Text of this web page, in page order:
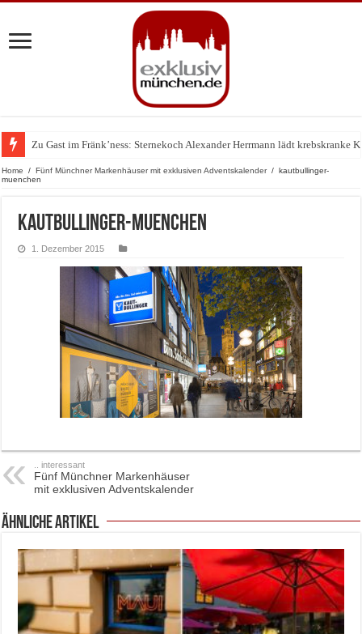
Zu Gast im Fränk’ness: Sternekoch Alexander Herrmann lädt krebskranke
Warum München gerade zum Treffpunkt der Lingerie-Branche wurde
Home / Fünf Münchner Markenhäuser mit exklusiven Adventskalender / kautbullinger-
muenchen
kautbullinger-muenchen
1. Dezember 2015
.. interessant
Fünf Münchner Markenhäuser
mit exklusiven Adventskalender
ähnliche Artikel